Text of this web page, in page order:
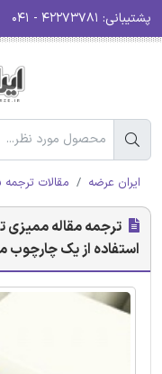
پشتیبانی:
ایران عرضه مقالات
ترجمه مقاله ممیزی
استفاده از یک چارچوب